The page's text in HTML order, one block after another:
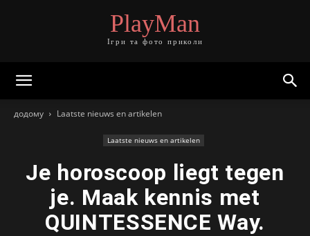
PlayMan
Ігри та фото приколи
додому Laatste nieuws en artikelen
Laatste nieuws en artikelen
Je horoscoop liegt tegen
je. Maak kennis met
QUINTESSENCE Way.